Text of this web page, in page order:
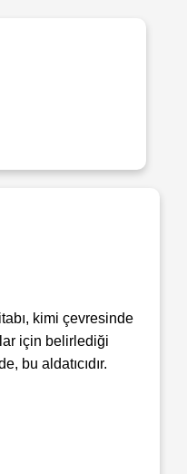
kimi çevresinde
için belirlediği
bu aldatıcıdır.